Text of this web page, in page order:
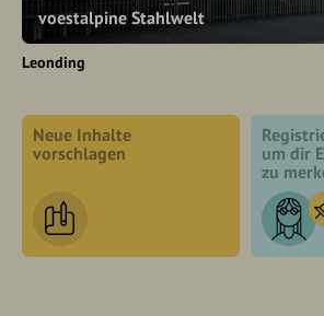
voestalpine Stahlwelt
Leonding
Neue Inhalte
vorschlagen
um dir
zu